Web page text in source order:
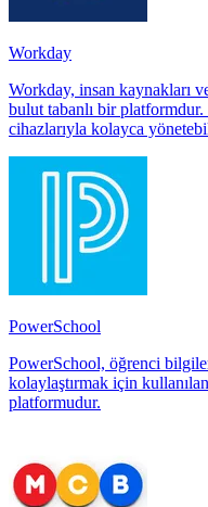
Workday
Workday, insan kaynakları
bulut tabanlı bir
cihazlarıyla kolayca
PowerSchool
PowerSchool, öğrenci
kolaylaştırmak için
platformudur.